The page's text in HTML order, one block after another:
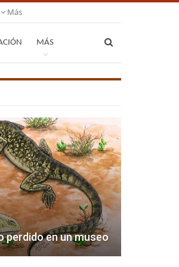
Más
MÁS
perdido en un museo